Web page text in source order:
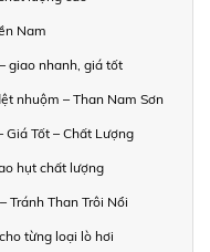
Nam
giao nhanh, giá tốt
nhuộm – Than Nam Sơn
Giá Tốt – Chất Lượng
hụt chất lượng
Tránh Than Trôi Nổi
từng loại lò hơi